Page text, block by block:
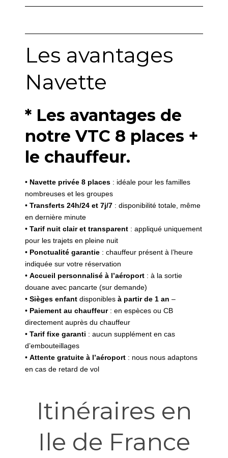
Les avantages
Navette
* Les avantages de
notre VTC 8 places +
le chauffeur.
• Navette privée 8 places : idéale pour les familles
nombreuses et les groupes
• Transferts 24h/24 et 7j/7 : disponibilité totale, même
en dernière minute
• Tarif nuit clair et transparent : appliqué uniquement
pour les trajets en pleine nuit
• Ponctualité garantie : chauffeur présent à l’heure
indiquée sur votre réservation
• Accueil personnalisé à l’aéroport : à la sortie
douane avec pancarte (sur demande)
• Sièges enfant disponibles à partir de 1 an –
• Paiement au chauffeur: en espèces ou CB
directement auprès du chauffeur
• Tarif fixe garanti : aucun supplément en cas
d’embouteillages
• Attente gratuite à l’aéroport : nous nous adaptons
en cas de retard de vol
Itinéraires en
Ile de France